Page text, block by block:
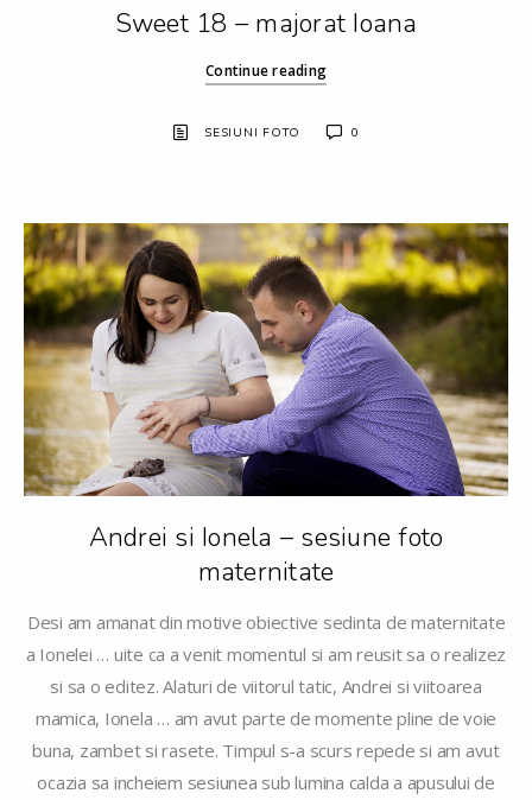
Sweet 18 – majorat Ioana
Continue reading
SESIUNI FOTO 0
Andrei si Ionela – sesiune foto
maternitate
Desi am amanat din motive obiective sedinta de maternitate
a Ionelei … uite ca a venit momentul si am reusit sa o realizez
si sa o editez. Alaturi de viitorul tatic, Andrei si viitoarea
mamica, Ionela … am avut parte de momente pline de voie
buna, zambet si rasete. Timpul s-a scurs repede si am avut
ocazia sa incheiem sesiunea sub lumina calda a apusului de